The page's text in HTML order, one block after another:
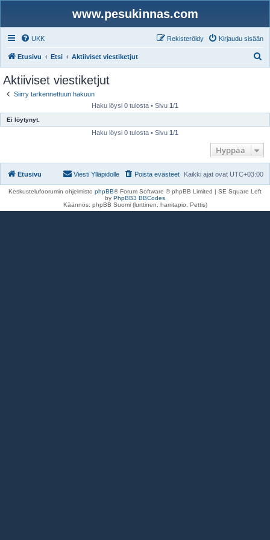
www.pesukinnas.com
UKK Kirjaudu sisään
Rekisteröidy
Etusivu Etsi Aktiiviset viestiketjut
Aktiiviset viestiketjut
Siirry tarkennettuun hakuun
Haku löysi 0 tulosta • Sivu 1/1
Ei löytynyt.
Haku löysi 0 tulosta • Sivu 1/1
Hyppää
Etusivu Kaikki ajat ovat UTC+03:00
Poista evästeet
Viesti Ylläpidolle
Keskustelufoorumin ohjelmisto phpBB® Forum Software © phpBB Limited | SE Square Left
by PhpBB3 BBCodes
Käännös: phpBB Suomi (lurttinen, harritapio, Pettis)